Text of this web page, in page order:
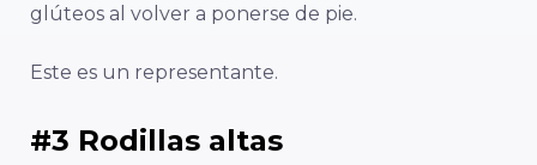
glúteos al volver a ponerse de pie.
Este es un representante.
#3 Rodillas altas